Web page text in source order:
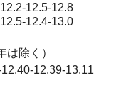
12.5-12.8
12.4-13.0
は除く）
12.39-13.11